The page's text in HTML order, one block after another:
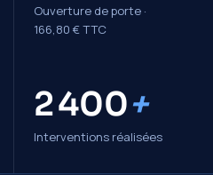
Ouverture de porte ·
166,80 € TTC
2 400+
Interventions réalisées